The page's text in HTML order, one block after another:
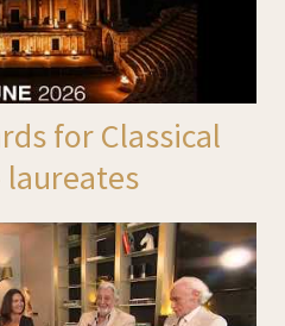
for Classical
laureates